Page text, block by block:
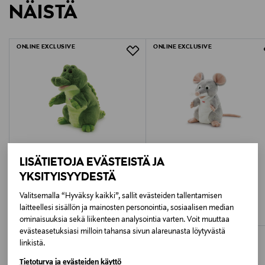
LISÄTIETOJA EVÄSTEISTÄ JA
YKSITYISYYDESTÄ
Valitsemalla “Hyväksy kaikki”, sallit evästeiden tallentamisen
laitteellesi sisällön ja mainosten personointia, sosiaalisen median
ominaisuuksia sekä liikenteen analysointia varten. Voit muuttaa
evästeasetuksiasi milloin tahansa sivun alareunasta löytyvästä
linkistä.
Tietoturva ja evästeiden käyttö
1544268
Avainsanat
trudi käsinukke, koala pehmolelu, käsinukke koala,
pehmeä koala lelu, 25 cm koala, lasten käsinukke,
LUE TARKEMMAT PALAUTUSOHJEET
NÄISTÄ
ONLINE EXCLUSIVE
TRUDI
TRUDI käsinukke Krokotili 25 cm
Original Price
27,99 €
ONLINE EXCLUSIVE
TRUDI
TRUDI käsinukke Hiiri 25 cm
Original Price
27,99 €